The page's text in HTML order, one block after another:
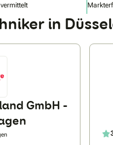
in
GmbH -